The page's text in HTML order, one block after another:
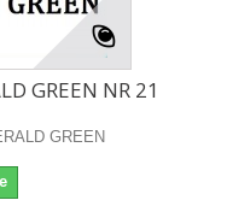
GREEN NR 21
GREEN